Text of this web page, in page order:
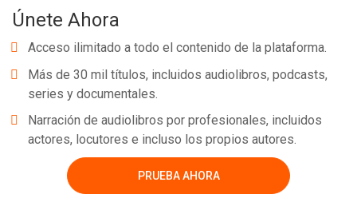
Únete Ahora
Acceso ilimitado a todo el contenido de la plataforma.
Más de 30 mil títulos, incluidos audiolibros, podcasts,
series y documentales.
Narración de audiolibros por profesionales, incluidos
actores, locutores e incluso los propios autores.
PRUEBA AHORA